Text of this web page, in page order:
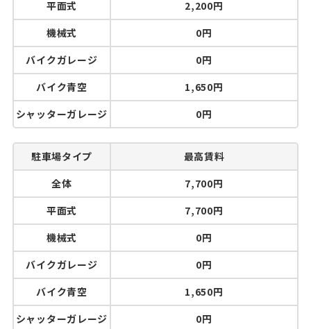
平面式
2,200円
機械式
0円
バイクガレージ
0円
バイク青空
1,650円
シャッターガレージ
0円
駐車場タイプ
最高賃料
全体
7,700円
平面式
7,700円
機械式
0円
バイクガレージ
0円
バイク青空
1,650円
シャッターガレージ
0円